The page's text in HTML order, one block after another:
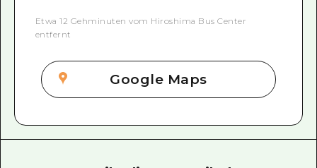
Etwa 12 Gehminuten vom Hiroshima Bus Center
entfernt
Google Maps